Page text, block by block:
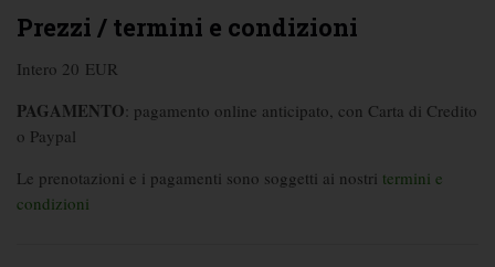
Prezzi / termini e condizioni
Intero 20 EUR
PAGAMENTO: pagamento online anticipato, con Carta di Credito
o Paypal
Le prenotazioni e i pagamenti sono soggetti ai nostri termini e
condizioni